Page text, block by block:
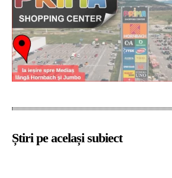
Știri pe același subiect